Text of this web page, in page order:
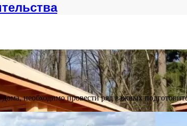
необходимо провести ряд важных